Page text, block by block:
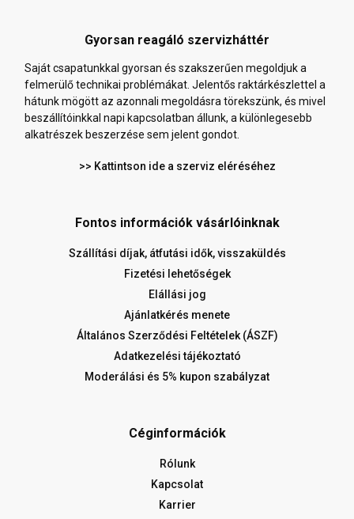
Gyorsan reagáló szervizháttér
Saját csapatunkkal gyorsan és szakszerűen megoldjuk a
felmerülő technikai problémákat. Jelentős raktárkészlettel a
hátunk mögött az azonnali megoldásra törekszünk, és mivel
beszállítóinkkal napi kapcsolatban állunk, a különlegesebb
alkatrészek beszerzése sem jelent gondot.
>> Kattintson ide a szerviz eléréséhez
Fontos információk vásárlóinknak
Szállítási díjak, átfutási idők, visszaküldés
Fizetési lehetőségek
Elállási jog
Ajánlatkérés menete
Általános Szerződési Feltételek (ÁSZF)
Adatkezelési tájékoztató
Moderálási és 5% kupon szabályzat
Céginformációk
Rólunk
Kapcsolat
Karrier